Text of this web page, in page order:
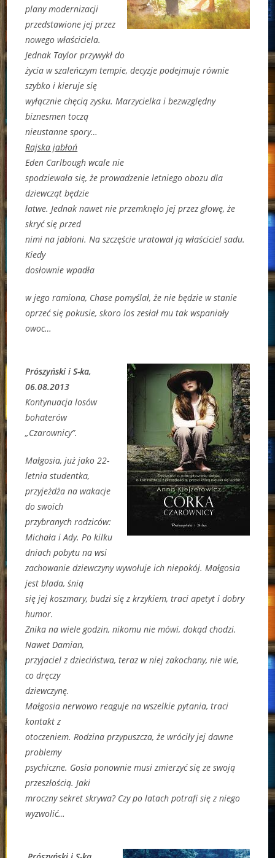
plany modernizacji
przedstawione jej przez
nowego właściciela.
Jednak Taylor przywykł do
życia w szaleńczym tempie, decyzje podejmuje równie
szybko i kieruje się
wyłącznie chęcią zysku. Marzycielka i bezwzględny
biznesmen toczą
nieustanne spory…
Rajska jabłoń
Eden Carlbough wcale nie
spodziewała się, że prowadzenie letniego obozu dla
dziewcząt będzie
łatwe. Jednak nawet nie przemknęło jej przez głowę, że
skryć się przed
nimi na jabłoni. Na szczęście uratował ją właściciel sadu.
Kiedy
dosłownie wpadła
w jego ramiona, Chase pomyślał, że nie będzie w stanie
oprzeć się pokusie, skoro los zesłał mu tak wspaniały
owoc…
Prószyński i S-ka,
06.08.2013
Kontynuacja losów
bohaterów
„Czarownicy”.
Małgosia, już jako 22-
letnia studentka,
przyjeżdża na wakacje
do swoich
przybranych rodziców:
Michała i Ady. Po kilku
dniach pobytu na wsi
zachowanie dziewczyny wywołuje ich niepokój. Małgosia
jest blada, śnią
się jej koszmary, budzi się z krzykiem, traci apetyt i dobry
humor.
Znika na wiele godzin, nikomu nie mówi, dokąd chodzi.
Nawet Damian,
przyjaciel z dzieciństwa, teraz w niej zakochany, nie wie,
co dręczy
dziewczynę.
Małgosia nerwowo reaguje na wszelkie pytania, traci
kontakt z
otoczeniem. Rodzina przypuszcza, że wróciły jej dawne
problemy
psychiczne. Gosia ponownie musi zmierzyć się ze swoją
przeszłością. Jaki
mroczny sekret skrywa? Czy po latach potrafi się z niego
wyzwolić…